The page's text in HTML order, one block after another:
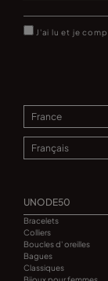
J'ai lu et je
UNODE50
Bracelets
Colliers
Boucles d' oreilles
Bagues
Classiques